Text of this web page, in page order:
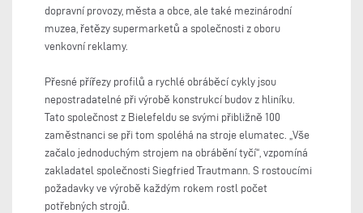
dopravní provozy, města a obce, ale také mezinárodní
muzea, řetězy supermarketů a společnosti z oboru
venkovní reklamy.
Přesné přířezy profilů a rychlé obráběcí cykly jsou
nepostradatelné při výrobě konstrukcí budov z hliníku.
Tato společnost z Bielefeldu se svými přibližně 100
zaměstnanci se při tom spoléhá na stroje elumatec. „Vše
začalo jednoduchým strojem na obrábění tyčí“, vzpomíná
zakladatel společnosti Siegfried Trautmann. S rostoucími
požadavky ve výrobě každým rokem rostl počet
potřebných strojů.